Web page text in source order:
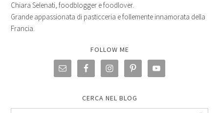
Chiara Selenati, foodblogger e foodlover.
Grande appassionata di pasticceria e follemente innamorata della
Francia.
FOLLOW ME
CERCA NEL BLOG